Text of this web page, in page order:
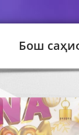
Бош